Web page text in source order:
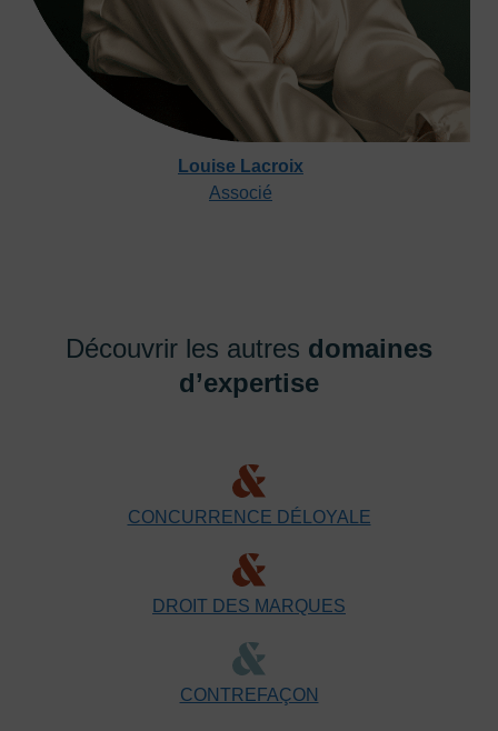
Louise Lacroix
Associé
Découvrir les autres domaines
d’expertise
CONCURRENCE DÉLOYALE
DROIT DES MARQUES
CONTREFAÇON